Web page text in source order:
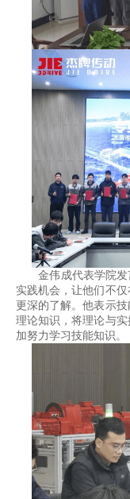
金伟成代表学院
实践机会，让他们不
更深的了解。他表示
理论知识，将理论与
加努力学习技能知识。